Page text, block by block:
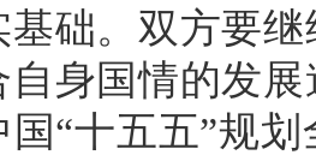
基础。双方要
自身国情的发
国“十五五”规